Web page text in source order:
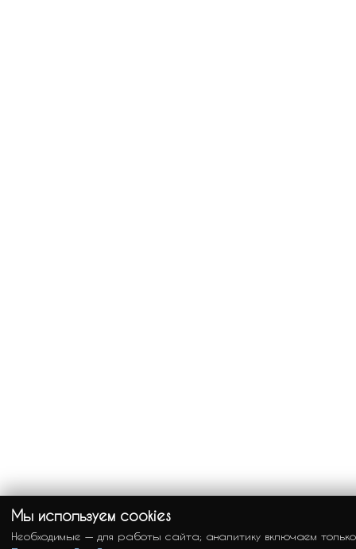
Мы используем cookies
Необходимые — для работы сайта; аналитику включаем